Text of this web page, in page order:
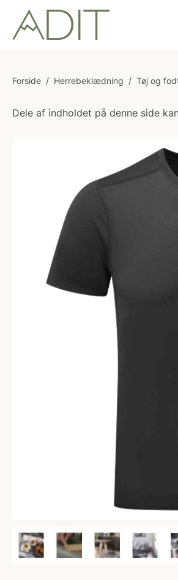
Forside / Herrebeklædning / Tøj og
Dele af indholdet på denne side